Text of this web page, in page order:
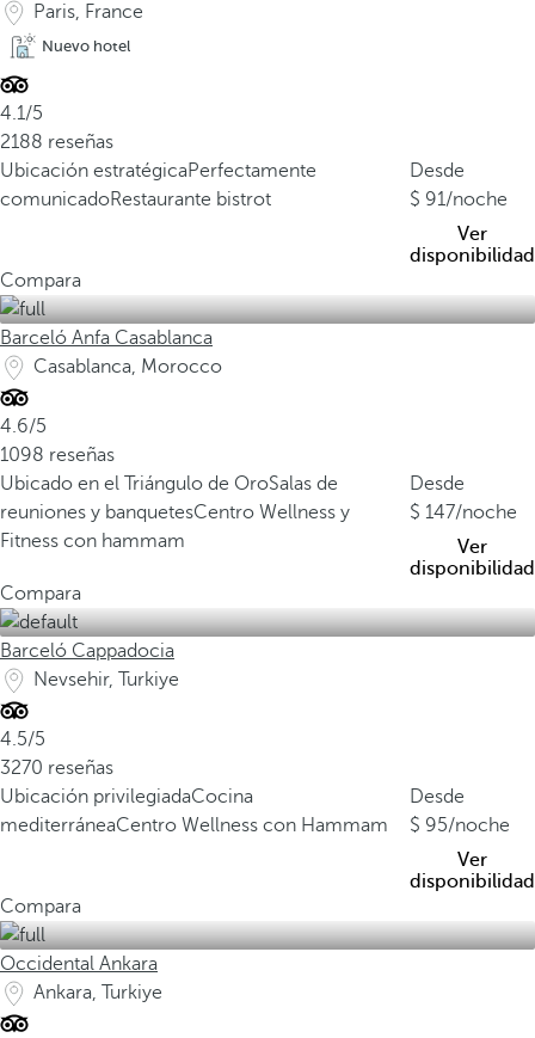
Paris, France
Nuevo hotel
4.1/5
2188 reseñas
Ubicación estratégicaPerfectamente
comunicadoRestaurante bistrot
Desde
91/noche
Ver
disponibilidad
Compara
Barceló Anfa Casablanca
Casablanca, Morocco
4.6/5
1098 reseñas
Ubicado en el Triángulo de OroSalas de
reuniones y banquetesCentro Wellness y
Fitness con hammam
Desde
147/noche
Ver
disponibilidad
Compara
Barceló Cappadocia
Nevsehir, Turkiye
4.5/5
3270 reseñas
Ubicación privilegiadaCocina
mediterráneaCentro Wellness con Hammam
Desde
95/noche
Ver
disponibilidad
Compara
Occidental Ankara
Ankara, Turkiye